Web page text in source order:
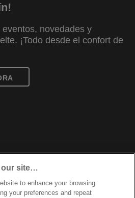
novedades y
¡Todo desde el confort de
our site…
to enhance your browsing
your preferences and repeat